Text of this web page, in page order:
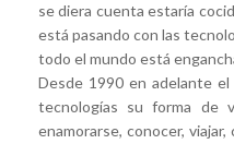
se diera cuenta estaría
está pasando con las
todo el mundo está
Desde 1990 en adelante
tecnologías su forma de
enamorarse, conocer,